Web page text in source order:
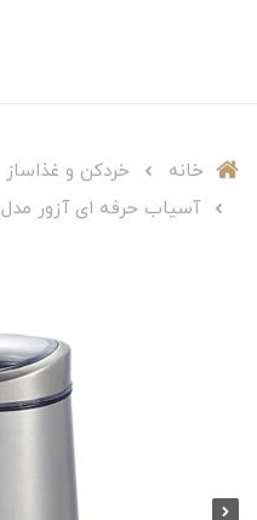
خانه خردکن و غذاساز
آسیاب حرفه ای آزور مدل AZ-211CG